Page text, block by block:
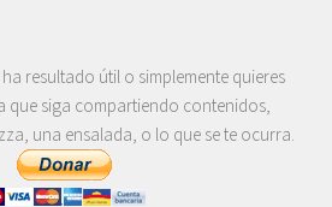
resultado útil o simplemente quieres
que siga compartiendo contenidos,
una ensalada, o lo que se te ocurra.